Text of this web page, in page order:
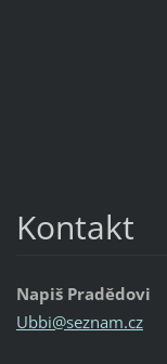
Kontakt
Napiš Pradědovi
Ubbi@seznam.cz